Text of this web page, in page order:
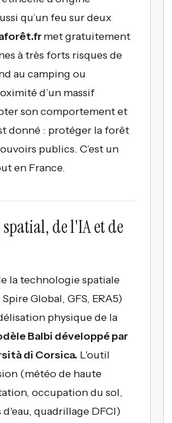
qu’un feu sur deux
met gratuitement
à très forts risques de
au camping ou
d’un massif
son comportement et
donné : protéger la forêt
publics. C’est un
en France.
de l'IA et de
la technologie spatiale
Global, GFS, ERA5)
physique de la
Balbi développé par
di Corsica. L'outil
(météo de haute
occupation du sol,
quadrillage DFCI)